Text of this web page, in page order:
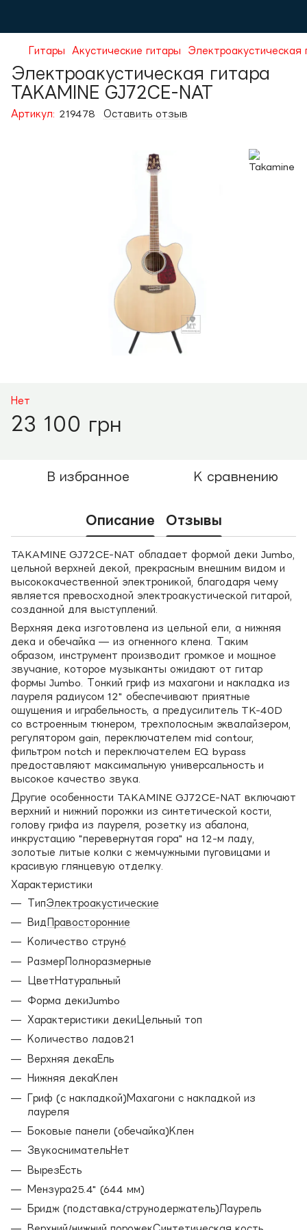
Гитары Акустические гитары Электроакустическая
Электроакустическая гитара
TAKAMINE GJ72CE-NAT
Артикул: 219478 Оставить отзыв
Нет
23 100 грн
В избранное К сравнению
Описание Отзывы
TAKAMINE GJ72CE-NAT обладает формой деки Jumbo,
цельной верхней декой, прекрасным внешним видом и
высококачественной электроникой, благодаря чему
является превосходной электроакустической гитарой,
созданной для выступлений.
Верхняя дека изготовлена из цельной ели, а нижняя
дека и обечайка — из огненного клена. Таким
образом, инструмент производит громкое и мощное
звучание, которое музыканты ожидают от гитар
формы Jumbo. Тонкий гриф из махагони и накладка из
лауреля радиусом 12" обеспечивают приятные
ощущения и играбельность, а предусилитель TK-40D
со встроенным тюнером, трехполосным эквалайзером,
регулятором gain, переключателем mid contour,
фильтром notch и переключателем EQ bypass
предоставляют максимальную универсальность и
высокое качество звука.
Другие особенности TAKAMINE GJ72CE-NAT включают
верхний и нижний порожки из синтетической кости,
голову грифа из лауреля, розетку из абалона,
инкрустацию "перевернутая гора" на 12-м ладу,
золотые литые колки с жемчужными пуговицами и
красивую глянцевую отделку.
Характеристики
ТипЭлектроакустические
Вид Правосторонние
Количество струн6
РазмерПолноразмерные
ЦветНатуральный
Форма декиJumbo
Характеристики декиЦельный топ
Количество ладов21
Верхняя декаЕль
Нижняя декаКлен
Гриф (с накладкой)Махагони с накладкой из
лауреля
Боковые панели (обечайка)Клен
ЗвукоснимательНет
ВырезЕсть
Мензура25.4" (644 мм)
Бридж (подставка/струнодержатель)Лаурель